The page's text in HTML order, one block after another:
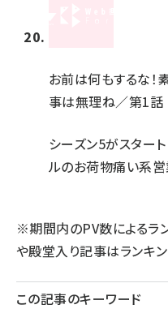
お前は何もするな！
事は無理ね／第1話
シーズン5がスター
ルのお荷物痛い系
※期間内のPV数によるラ
や殿堂入り記事はランキ
この記事のキーワード